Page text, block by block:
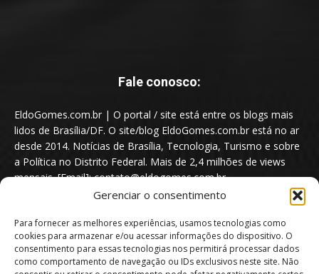
Gerenciar o consentimento
Para fornecer as melhores experiências, usamos tecnologias como
cookies para armazenar e/ou acessar informações do dispositivo. O
consentimento para essas tecnologias nos permitirá processar dados
como comportamento de navegação ou IDs exclusivos neste site. Não
Fale conosco:
EldoGomes.com.br | O portal / site está entre os blogs mais
lidos de Brasília/DF. O site/blog EldoGomes.com.br está no ar
desde 2014. Notícias de Brasília, Tecnologia, Turismo e sobre
a Política no Distrito Federal. Mais de 2,4 milhões de views
mensais. [Email]: contato@eldogomes.com.br